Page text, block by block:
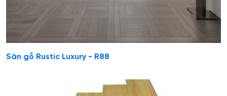
Sàn gỗ Rustic Luxury - R88